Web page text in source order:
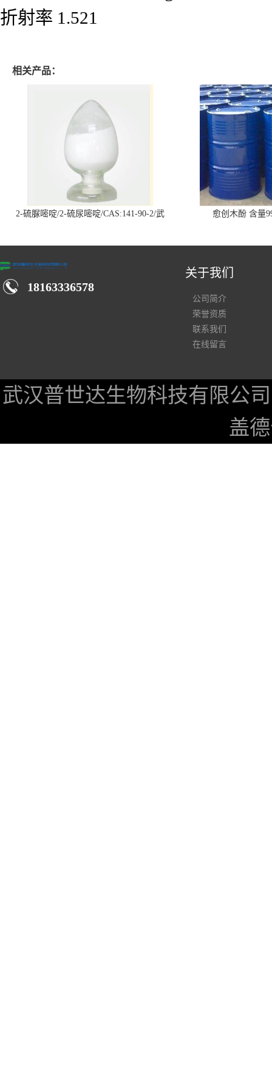
折射率 1.521
相关产品：
2-硫脲嘧啶/2-硫尿嘧啶/CAS:141-90-2/武
愈创木酚 含量
18163336578
关于我们
公司简介
荣誉资质
联系我们
在线留言
武汉普世达生物科技有限公司
盖